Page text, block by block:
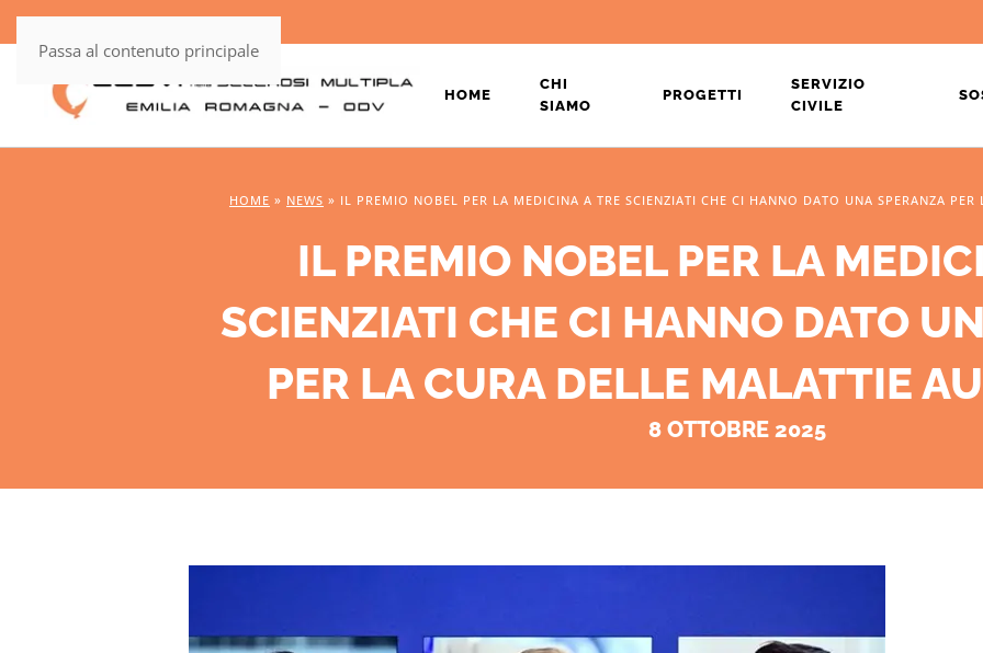
Passa al contenuto principale
HOME
CHI
SIAMO
PROGETTI
SERVIZIO
CIVILE
HOME » NEWS » IL PREMIO NOBEL PER LA MEDICINA A TRE SCIENZIATI CHE CI HANNO DATO UNA SPERANZA
IL PREMIO NOBEL PER LA
SCIENZIATI CHE CI HANNO DATO
PER LA CURA DELLE MALATTIE
8 OTTOBRE 2025